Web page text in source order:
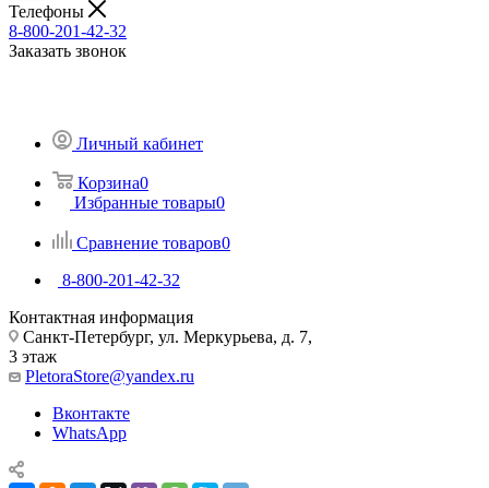
Телефоны
8-800-201-42-32
Заказать звонок
Личный кабинет
Корзина0
Избранные товары0
Сравнение товаров0
8-800-201-42-32
Контактная информация
Санкт-Петербург, ул. Меркурьева, д. 7,
3 этаж
PletoraStore@yandex.ru
Вконтакте
WhatsApp